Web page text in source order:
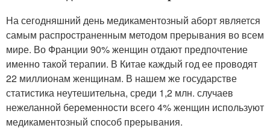
На сегодняшний день медикаментозный аборт является
самым распространенным методом прерывания во всем
мире. Во Франции 90% женщин отдают предпочтение
именно такой терапии. В Китае каждый год ее проводят
22 миллионам женщинам. В нашем же государстве
статистика неутешительна, среди 1,2 млн. случаев
нежеланной беременности всего 4% женщин используют
медикаментозный способ прерывания.